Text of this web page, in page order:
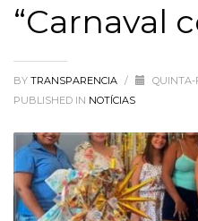
“Carnaval
BY TRANSPARENCIA / QUINTA-
PUBLISHED IN NOTÍCIAS